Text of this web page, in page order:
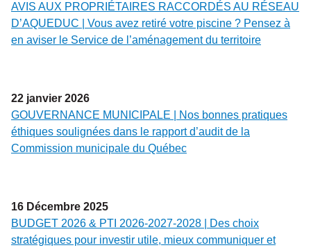
AVIS AUX PROPRIÉTAIRES RACCORDÉS AU RÉSEAU
D’AQUEDUC | Vous avez retiré votre piscine ? Pensez à
en aviser le Service de l’aménagement du territoire
22 janvier 2026
GOUVERNANCE MUNICIPALE | Nos bonnes pratiques
éthiques soulignées dans le rapport d’audit de la
Commission municipale du Québec
16 Décembre 2025
BUDGET 2026 & PTI 2026-2027-2028 | Des choix
stratégiques pour investir utile, mieux communiquer et